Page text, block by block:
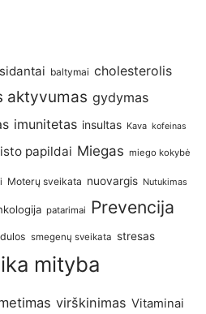
baltymai cholesterolis
aktyvumas gydymas
imunitetas insultas Kava kofeinas
papildai Miegas miego kokybė
Moterų sveikata nuovargis Nutukimas
patarimai Prevencija
smegenų sveikata stresas
mityba
virškinimas Vitaminai